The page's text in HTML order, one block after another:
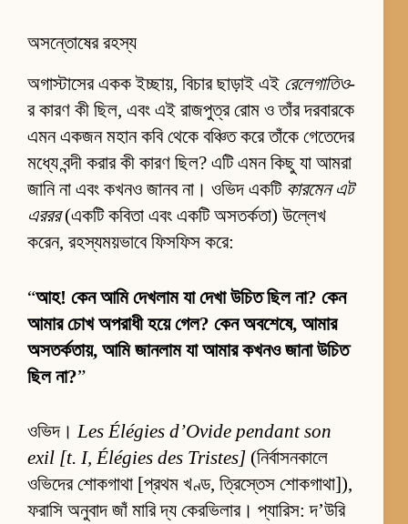
অসন্তোষের রহস্য
অগাস্টাসের একক ইচ্ছায়, বিচার ছাড়াই এই রেলেগাতিও-
র কারণ কী ছিল, এবং এই রাজপুত্র রোম ও তাঁর দরবারকে
এমন একজন মহান কবি থেকে বঞ্চিত করে তাঁকে গেতেদের
মধ্যে বন্দী করার কী কারণ ছিল? এটি এমন কিছু যা আমরা
জানি না এবং কখনও জানব না। ওভিদ একটি কারমেন এট
এররর(একটি কবিতা এবং একটি অসতর্কতা) উল্লেখ
করেন, রহস্যময়ভাবে ফিসফিস করে:
“আহ! কেন আমি দেখলাম যা দেখা উচিত ছিল না? কেন
আমার চোখ অপরাধী হয়ে গেল? কেন অবশেষে, আমার
অসতর্কতায়, আমি জানলাম যা আমার কখনও জানা উচিত
ছিল না?”
ওভিদ।Les Élégies d’Ovide pendant son
exil [t. I, Élégies des Tristes] (নির্বাসনকালে
ওভিদের শোকগাথা [প্রথম খণ্ড, ত্রিস্তেস শোকগাথা]),
ফরাসি অনুবাদ জাঁ মারি দ্য কেরভিলার। প্যারিস: দ’উরি